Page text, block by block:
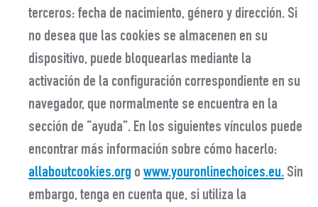
terceros: fecha de nacimiento, género y dirección. Si
no desea que las cookies se almacenen en su
dispositivo, puede bloquearlas mediante la
activación de la configuración correspondiente en su
navegador, que normalmente se encuentra en la
sección de “ayuda”. En los siguientes vínculos puede
encontrar más información sobre cómo hacerlo:
allaboutcookies.org o www.youronlinechoices.eu. Sin
embargo, tenga en cuenta que, si utiliza la